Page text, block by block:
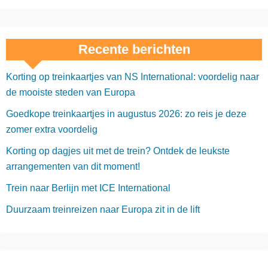
Recente berichten
Korting op treinkaartjes van NS International: voordelig naar
de mooiste steden van Europa
Goedkope treinkaartjes in augustus 2026: zo reis je deze
zomer extra voordelig
Korting op dagjes uit met de trein? Ontdek de leukste
arrangementen van dit moment!
Trein naar Berlijn met ICE International
Duurzaam treinreizen naar Europa zit in de lift